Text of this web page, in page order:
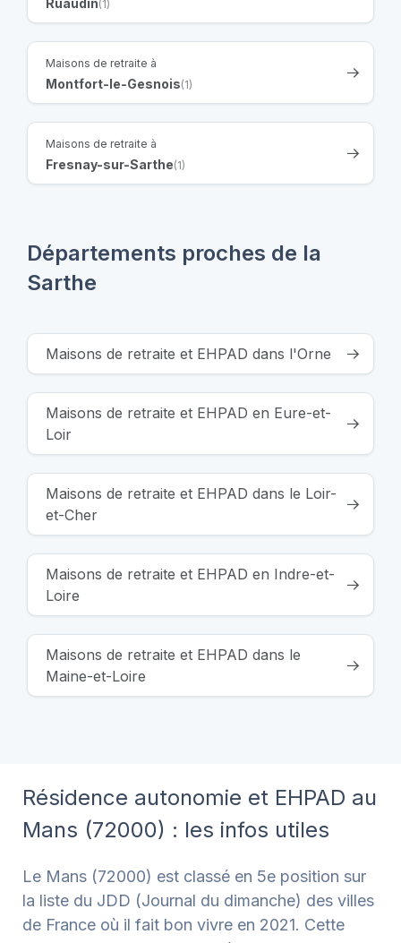
(1)
Maisons de retraite à
Montfort-le-Gesnois(1)
Maisons de retraite à
Fresnay-sur-Sarthe(1)
Départements proches de la
Sarthe
Maisons de retraite et EHPAD dans l'Orne
Maisons de retraite et EHPAD en Eure-et-
Loir
Maisons de retraite et EHPAD dans le Loir-
et-Cher
Maisons de retraite et EHPAD en Indre-et-
Loire
Maisons de retraite et EHPAD dans le
Maine-et-Loire
Résidence autonomie et EHPAD au
Mans (72000) : les infos utiles
Le Mans (72000) est classé en 5e position sur
la liste du JDD (Journal du dimanche) des villes
de France où il fait bon vivre en 2021. Cette